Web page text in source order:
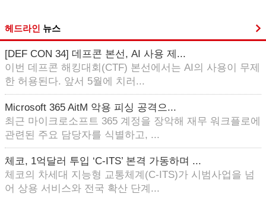
헤드라인 뉴스
[DEF CON 34] 데프콘 본선, AI 사용 제...
이번 데프콘 해킹대회(CTF) 본선에서는 AI의 사용이 무제
한 허용된다. 앞서 5월에 치러...
Microsoft 365 AitM 악용 피싱 공격으...
최근 마이크로소프트 365 계정을 장악해 재무 워크플로에
관련된 주요 담당자를 식별하고, ...
체코, 1억달러 투입 ‘C-ITS’ 본격 가동하며 ...
체코의 차세대 지능형 교통체계(C-ITS)가 시범사업을 넘
어 상용 서비스와 전국 확산 단계...